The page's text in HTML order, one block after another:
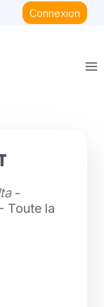
Connexion
-
Toute la